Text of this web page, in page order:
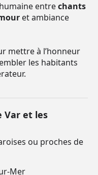
entrechants
et ambiance
mettre à l’honneur
les habitants
Var et les
ou proches de
Mer